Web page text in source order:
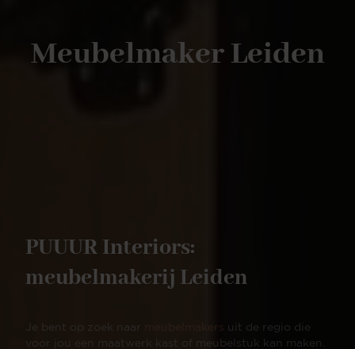
Meubelmaker Leiden
PUUUR Interiors:
meubelmakerij Leiden
Je bent op zoek naar meubelmakers uit de regio die
voor jou een maatwerk kast of meubelstuk kan maken.